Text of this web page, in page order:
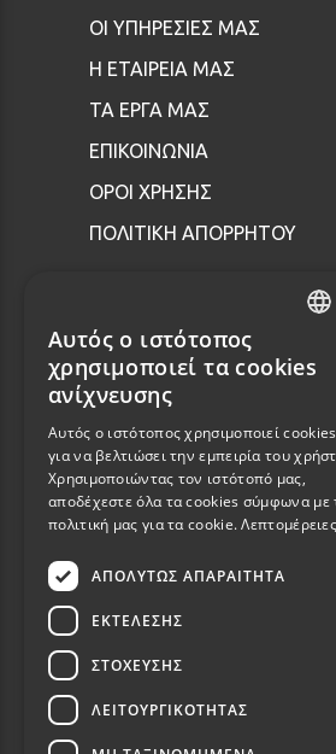
ΟΙ ΥΠΗΡΕΣΙΕΣ ΜΑΣ
Η ΕΤΑΙΡΕΙΑ ΜΑΣ
ΤΑ ΕΡΓΑ ΜΑΣ
ΕΠΙΚΟΙΝΩΝΙΑ
ΟΡΟΙ ΧΡΗΣΗΣ
ΠΟΛΙΤΙΚΗ ΑΠΟΡΡΗΤΟΥ
Επικοινωνία
2114001465
Εθνάρχου Μακαρίου 92,
Ελλάδα
info@webalists.gr
Δευτέρα - Παρασκευή
Αυτός ο ιστότοπος
χρησιμοποιεί τα cookies
ανίχνευσης
Αυτός ο ιστότοπος χρησιμοποιεί cookies
για να βελτιώσει την εμπειρία του
Χρησιμοποιώντας τον ιστότοπό μας,
αποδέχεστε όλα τα cookies σύμφωνα με
πολιτική μας για τα cookie. Λεπτομέρειες
ΑΠΟΛΎΤΩΣ ΑΠΑΡΑΊΤΗΤΑ
ΕΚΤΈΛΕΣΗΣ
ΣΤΌΧΕΥΣΗΣ
ΛΕΙΤΟΥΡΓΙΚΌΤΗΤΑΣ